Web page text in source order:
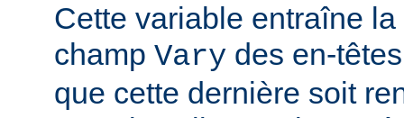
Cette variable entraîne
champ Vary des en-
que cette dernière soit